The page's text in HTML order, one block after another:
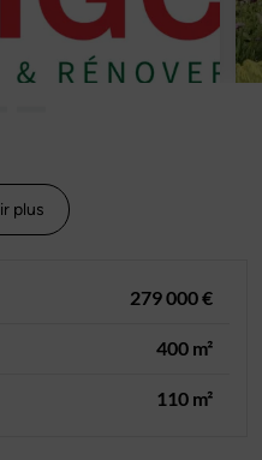
plus
279 000 €
400 m²
110 m²